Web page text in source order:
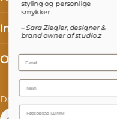
Information
Om studio.z
S
Dansk
L
styling og personlige
smykker.
– Sara Ziegler, designer &
brand owner af studio.z
Email
Name